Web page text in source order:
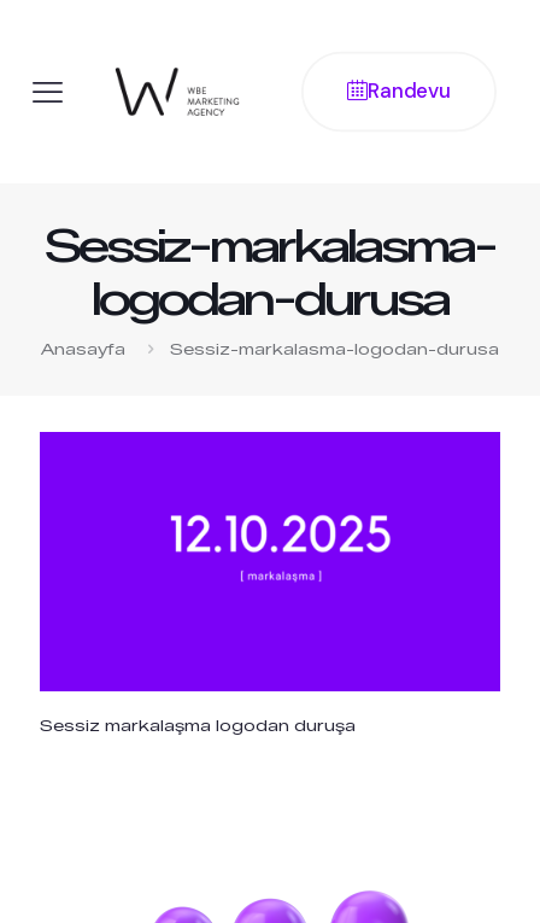
Randevu
Sessiz-markalasma-
logodan-durusa
Anasayfa Sessiz-markalasma-logodan-durusa
Sessiz markalaşma logodan duruşa